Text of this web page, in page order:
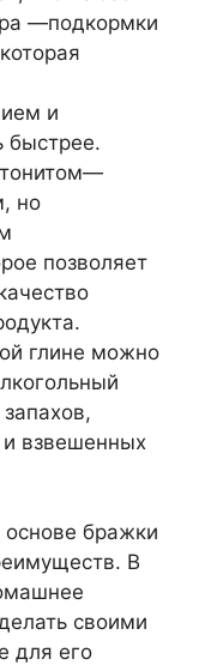
—подкормки
и
быстрее.
но
позволяет
глине можно
взвешенных
бражки
В
своими
для его